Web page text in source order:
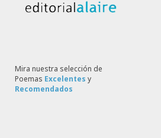
Mira nuestra selección de
Poemas Excelentes y
Recomendados